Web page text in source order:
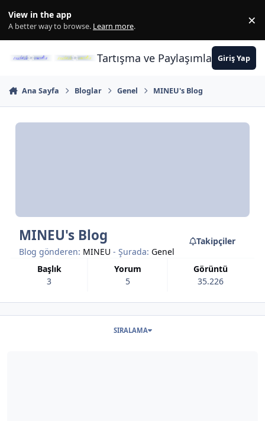
View in the app
A better way to browse. Learn more. ×
Tartışma ve PaylaşımlarınGiriş Yap
Ana Sayfa Bloglar Genel MINEU's Blog
MINEU's Blog
Blog gönderen: MINEU - Şurada:Genel
Başlık
3
Yorum
5
Görüntü
35.226
Takipçiler
SIRALAMA